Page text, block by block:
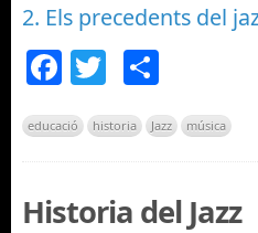
2. Els precedents del
Facebook
Twitter
educació historia Jazz música
Historia del Jazz